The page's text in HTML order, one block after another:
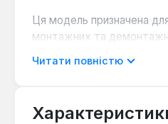
Ця модель призначена
монтажних та
Читати повністю